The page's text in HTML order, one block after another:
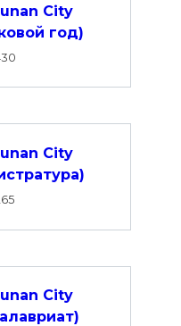
City
год)
City
City